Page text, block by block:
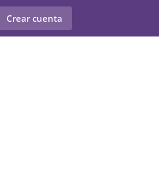
Crear cuenta